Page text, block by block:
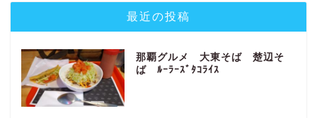
最近の投稿
那覇グルメ 大東そば 楚辺そ
ば ﾙｰﾗｰｽﾞﾀｺﾗｲｽ